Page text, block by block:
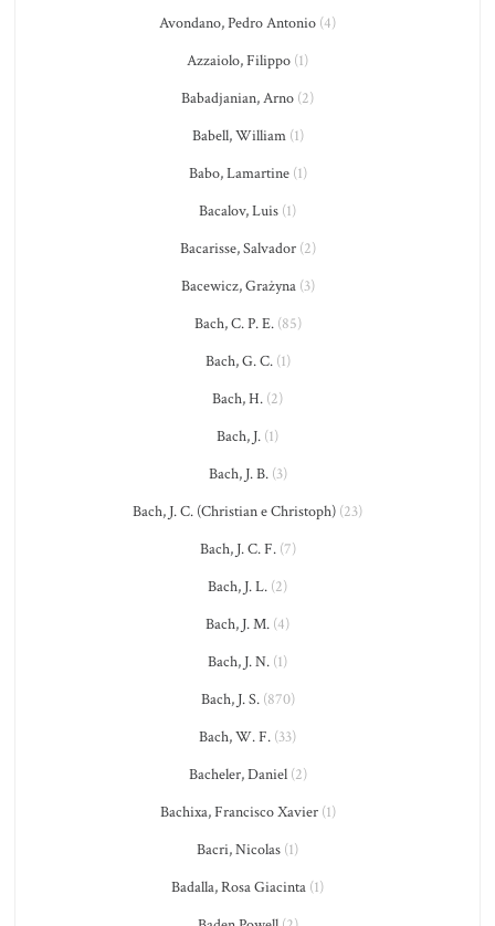
Avondano, Pedro Antonio (4)
Azzaiolo, Filippo (1)
Babadjanian, Arno (2)
Babell, William(1)
Babo, Lamartine(1)
Bacalov, Luis (1)
Bacarisse, Salvador(2)
Bacewicz, Grażyna(3)
Bach, C. P. E.(85)
Bach, G. C.(1)
Bach, H. (2)
Bach, J. (1)
Bach, J. B.(3)
Bach, J. C. (Christian e Christoph) (23)
Bach, J. C. F.(7)
Bach, J. L. (2)
Bach, J. M. (4)
Bach, J. N. (1)
Bach, J. S.(870)
Bach, W. F. (33)
Bacheler, Daniel(2)
Bachixa, Francisco Xavier(1)
Bacri, Nicolas (1)
Badalla, Rosa Giacinta (1)